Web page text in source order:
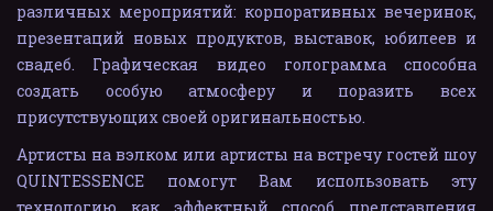
различных мероприятий: корпоративных вечеринок,
презентаций новых продуктов, выставок, юбилеев и
свадеб. Графическая видео голограмма способна
создать особую атмосферу и поразить всех
присутствующих своей оригинальностью.
Артисты на вэлком или артисты на встречу гостей шоу
QUINTESSENCE помогут Вам использовать эту